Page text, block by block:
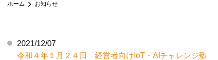
ホーム お知らせ
2021/12/07
令和４年１月２４日 経営者向けIoT・AIチャレンジ塾